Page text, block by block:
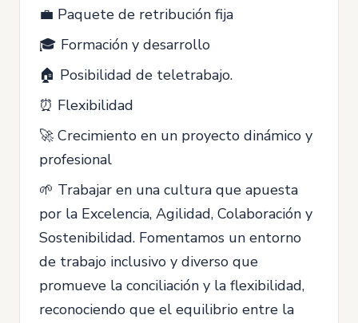
💼 Paquete de retribución fija
🎓 Formación y desarrollo
🏠 Posibilidad de teletrabajo.
⏰ Flexibilidad
🚀 Crecimiento en un proyecto dinámico y
profesional
🌱 Trabajar en una cultura que apuesta
por la Excelencia, Agilidad, Colaboración y
Sostenibilidad. Fomentamos un entorno
de trabajo inclusivo y diverso que
promueve la conciliación y la flexibilidad,
reconociendo que el equilibrio entre la